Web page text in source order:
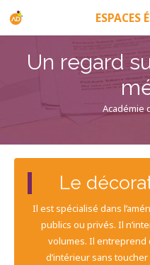
ESPACES
Un regard
Académie
Le
Il est spécialisé dans
publics ou privés. Il
volumes. Il entreprend
d’intérieur sans